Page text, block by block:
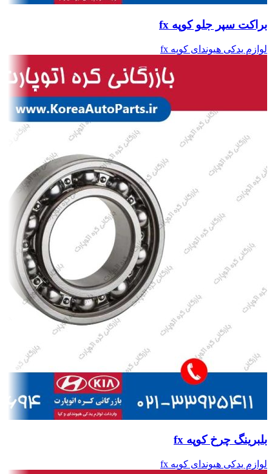
براکت سپر جلو کوپه fx
لوازم یدکی هیوندای کوپه fx
بلبرینگ چرخ کوپه fx
لوازم یدکی هیوندای کوپه fx